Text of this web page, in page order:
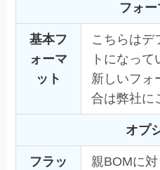
フォー
基本フ
ォーマ
ット
こちらはデ
トになって
新しいフォ
合は弊社に
オプ
フラッ
親BOMに